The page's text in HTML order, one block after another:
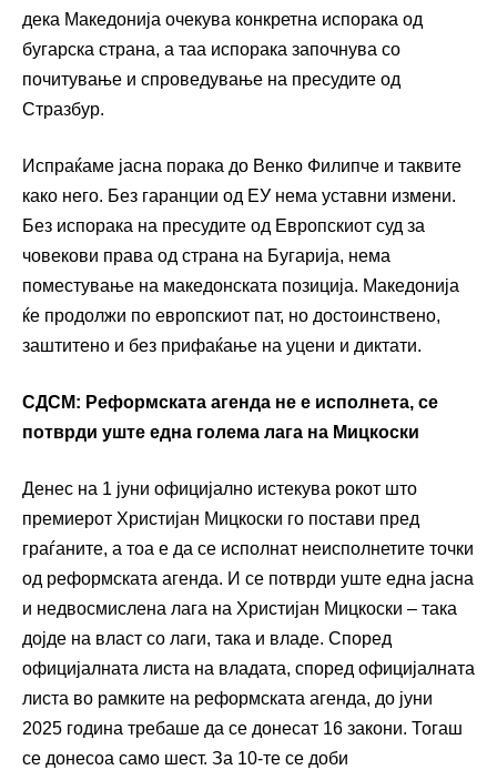
дека Македонија очекува конкретна испорака од
бугарска страна, а таа испорака започнува со
почитување и спроведување на пресудите од
Стразбур.
Испраќаме јасна порака до Венко Филипче и таквите
како него. Без гаранции од ЕУ нема уставни измени.
Без испорака на пресудите од Европскиот суд за
човекови права од страна на Бугарија, нема
поместување на македонската позиција. Македонија
ќе продолжи по европскиот пат, но достоинствено,
заштитено и без прифаќање на уцени и диктати.
СДСМ: Реформската агенда не е исполнета, се
потврди уште една голема лага на Мицкоски
Денес на 1 јуни официјално истекува рокот што
премиерот Христијан Мицкоски го постави пред
граѓаните, а тоа е да се исполнат неисполнетите точки
од реформската агенда. И се потврди уште една јасна
и недвосмислена лага на Христијан Мицкоски – така
дојде на власт со лаги, така и владе. Според
официјалната листа на владата, според официјалната
листа во рамките на реформската агенда, до јуни
2025 година требаше да се донесат 16 закони. Тогаш
се донесоа само шест. За 10-те се доби